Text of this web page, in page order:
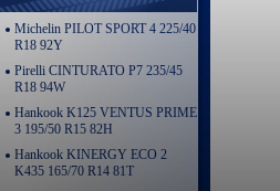
Michelin PILOT SPORT 4 225/40
R18 92Y
Pirelli CINTURATO P7 235/45
R18 94W
Hankook K125 VENTUS PRIME
3 195/50 R15 82H
Hankook KINERGY ECO 2
K435 165/70 R14 81T